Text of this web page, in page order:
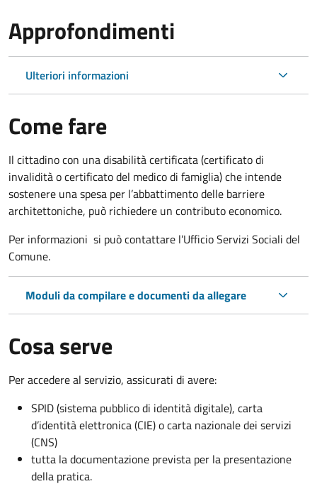
Approfondimenti
Ulteriori informazioni
Come fare
Il cittadino con una disabilità certificata (certificato di
invalidità o certificato del medico di famiglia) che intende
sostenere una spesa per l’abbattimento delle barriere
architettoniche, può richiedere un contributo economico.
Per informazioni si può contattare l’Ufficio Servizi Sociali del
Comune.
Moduli da compilare e documenti da allegare
Cosa serve
Per accedere al servizio, assicurati di avere:
SPID (sistema pubblico di identità digitale), carta
d’identità elettronica (CIE) o carta nazionale dei servizi
(CNS)
tutta la documentazione prevista per la presentazione
della pratica.